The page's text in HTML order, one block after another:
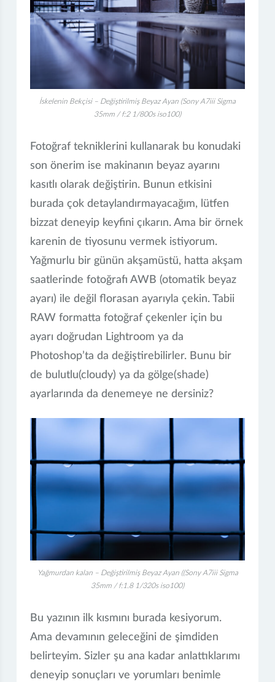
İskelenin Bekçisi – Değiştirilmiş Beyaz Ayarı (Sony A7iii Sigma
35mm / f:2 1/800s iso100)
Fotoğraf tekniklerini kullanarak bu konudaki
son önerim ise makinanın beyaz ayarını
kasıtlı olarak değiştirin. Bunun etkisini
burada çok detaylandırmayacağım, lütfen
bizzat deneyip keyfini çıkarın. Ama bir örnek
karenin de tiyosunu vermek istiyorum.
Yağmurlu bir günün akşamüstü, hatta akşam
saatlerinde fotoğrafı AWB (otomatik beyaz
ayarı) ile değil florasan ayarıyla çekin. Tabii
RAW formatta fotoğraf çekenler için bu
ayarı doğrudan Lightroom ya da
Photoshop’ta da değiştirebilirler. Bunu bir
de bulutlu(cloudy) ya da gölge(shade)
ayarlarında da denemeye ne dersiniz?
Yağmurdan kalan – Değiştirilmiş Beyaz Ayarı ((Sony A7iii Sigma
35mm / f:1.8 1/320s iso100)
Bu yazının ilk kısmını burada kesiyorum.
Ama devamının geleceğini de şimdiden
belirteyim. Sizler şu ana kadar anlattıklarımı
deneyip sonuçları ve yorumları benimle